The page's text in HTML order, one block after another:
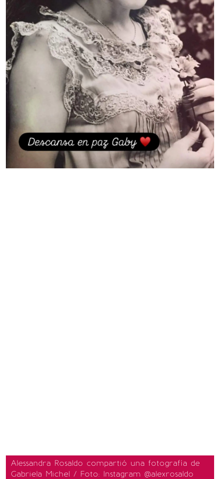
Alessandra Rosaldo compartió una fotografía de
Gabriela Michel / Foto: Instagram @alexrosaldo